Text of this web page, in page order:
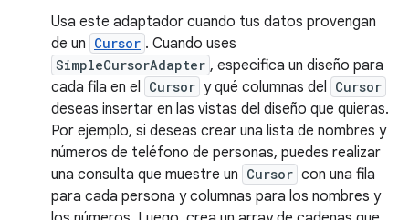
Usa este adaptador cuando tus datos provengan
de un Cursor . Cuando uses
SimpleCursorAdapter , especifica un diseño para
cada fila en el Cursor y qué columnas del Cursor
deseas insertar en las vistas del diseño que quieras.
Por ejemplo, si deseas crear una lista de nombres y
números de teléfono de personas, puedes realizar
una consulta que muestre un Cursor con una fila
para cada persona y columnas para los nombres y